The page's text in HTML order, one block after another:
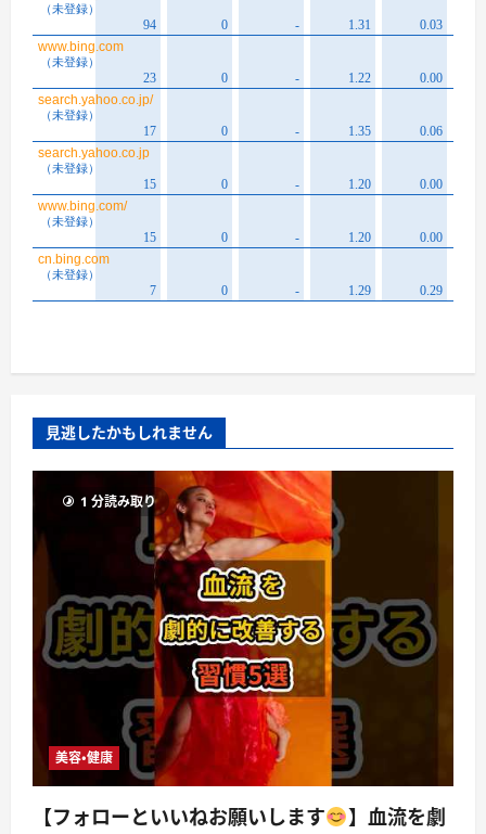
見逃したかもしれません
1 分読み取り
美容・健康
【フォローといいねお願いします
】血流を劇